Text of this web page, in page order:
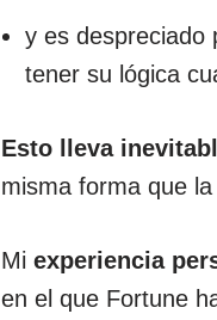
y es despreciado
tener su lógica
Esto lleva
misma forma que
Mi experiencia
en el que Fortune